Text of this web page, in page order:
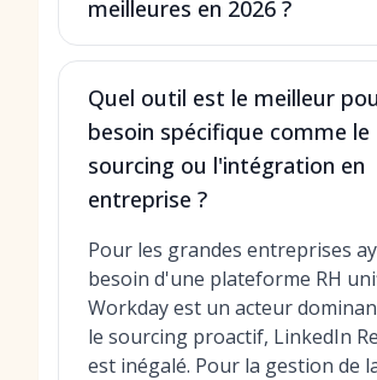
meilleures en 2026 ?
Quel outil est le meilleur
besoin spécifique comme le
sourcing ou l'intégration en
entreprise ?
Pour les grandes entreprises
besoin d'une plateforme RH
Workday est un acteur
le sourcing proactif, LinkedIn
est inégalé. Pour la gestion de